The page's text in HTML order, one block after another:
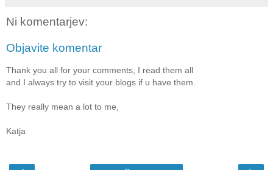
Ni komentarjev:
Objavite komentar
Thank you all for your comments, I read them all
and I always try to visit your blogs if u have them.
They really mean a lot to me,
Katja